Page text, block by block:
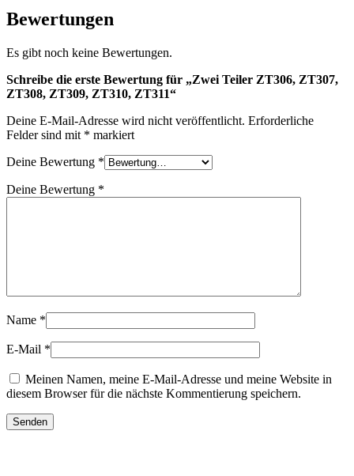
Bewertungen
Es gibt noch keine Bewertungen.
Schreibe die erste Bewertung für „Zwei Teiler ZT306, ZT307,
ZT308, ZT309, ZT310, ZT311“
Deine E-Mail-Adresse wird nicht veröffentlicht. Erforderliche
Felder sind mit * markiert
Deine Bewertung *
Deine Bewertung *
Name *
E-Mail *
Meinen Namen, meine E-Mail-Adresse und meine Website in
diesem Browser für die nächste Kommentierung speichern.